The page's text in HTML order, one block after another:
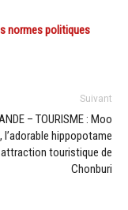
normes politiques
Suivant
– TOURISME : Moo
l’adorable hippopotame
attraction touristique de
Chonburi